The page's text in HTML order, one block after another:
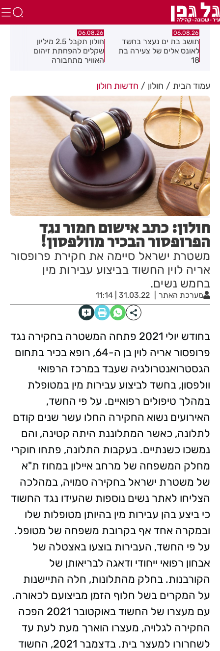
06.08.26
תושב בת ים נעצר בחשד
לאונס אלים של צעירה בת
18
06.08.26
חולון תקבל 2.5 מיליון
שקלים להפחתת זיהום
האוויר מתחבורה
עמוד הבית חולון חדשות חולון
חולון: כתב אישום חמור נגד
הפרופסור הבכיר מוולפסון!
משטרת ישראל סיימה את חקירת פרופסור
אריה לוין החשוד בביצוע עבירות מין
בחמש נשים.
מערכת האתר 31.03.22 | 11:14
בחודש יולי 2021 פתחה המשטרה בחקירה נגד
פרופסור אריה לוין בן ה-64, רופא בכיר בתחום
הגסטרואנטרולגיה שעבד במרכז הרפואי
וולפסון, בחשד לביצוע עבירות מין במטופלת
במהלך טיפולים רפואיים. על פי החשד,
האירועים נשוא החקירה החלו עשר שנים קודם
לתלונה, כאשר המתלוננת היתה קטינה, והם
נמשכו כשנתיים. בעקבות התלונה, פתחו חוקרי
מחלק המשפחה של מרחב איילון במחוז ת"א
של משטרת ישראל בחקירה סמויה, במהלכה
הצליחו לאתר נשים נוספות שהעידו נגד החשוד
כי ביצע בהן עבירות מין בהיותן מטופלות שלו
ובמקרה אחד אף בקרובת משפחה של מטופל.
על פי החשד, העבירות בוצעו באצטלה של
אבחון רפואי ייחודי ודאגה לבריאותן של
הקורבנות. בחלק מהתלונות, חלה התיישנות
על המקרים בשל חלוף הזמן מביצועם לכאורה.
עם מעצרו של החשוד באוקטובר 2021 הפכה
החקירה לגלויה, מעצרו הוארך מעת לעת עד
לשחרורו למעצר בית. בדצמבר 2021, החשוד